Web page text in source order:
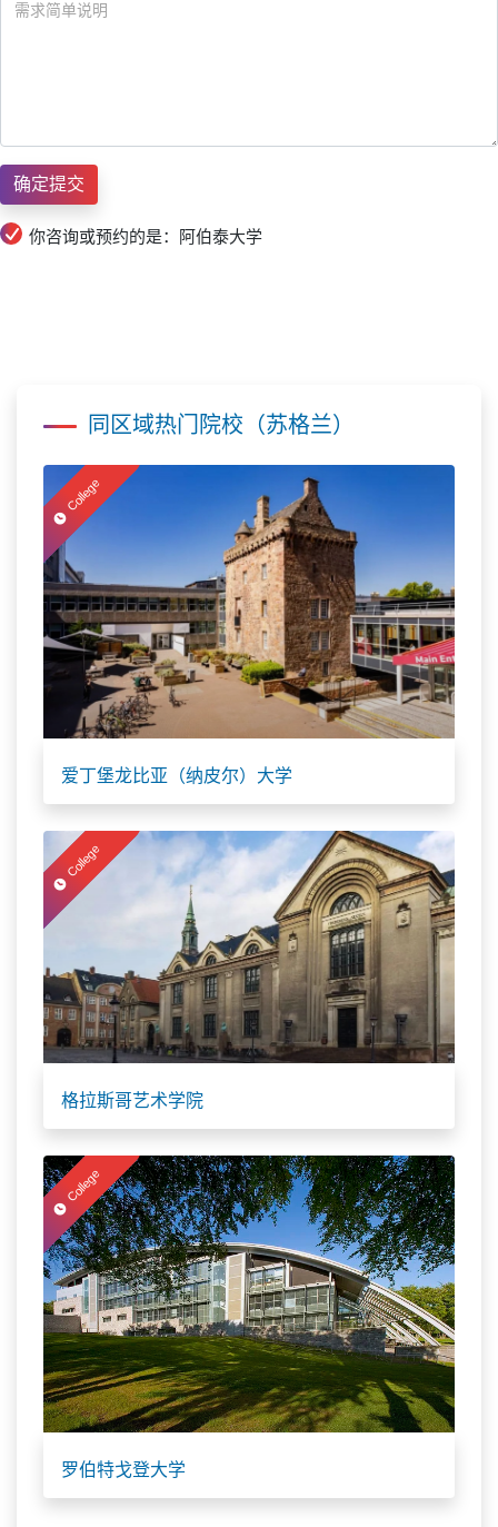
你咨询或预约的是：阿伯泰大学
同区域热门院校（苏格兰）
College
爱丁堡龙比亚（纳皮尔）大学
College
格拉斯哥艺术学院
College
罗伯特戈登大学